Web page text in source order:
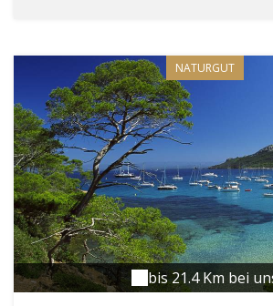
laisser porter, pour quelques
peut notamment relier le village au
empruntant à vélo la Promenade
le sentier de la Garenne. Mais on
plus ambitieux et piocher parmi
circuits de randonnées, parmi
de Gaoutabry, le Rouay de la
Londe entre terre et mer, ou
Littoral. Il existe même une piste
boucle de quinze kilomètres. Côté
massif des Maures, plus grand
département. Forcément fragiles,
préservés, les Maures se
NATURGUT
bis 21.4 Km bei